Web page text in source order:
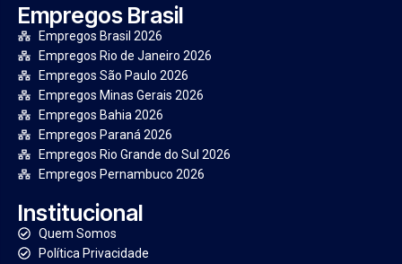
Empregos Brasil
Empregos Brasil 2026
Empregos Rio de Janeiro 2026
Empregos São Paulo 2026
Empregos Minas Gerais 2026
Empregos Bahia 2026
Empregos Paraná 2026
Empregos Rio Grande do Sul 2026
Empregos Pernambuco 2026
Institucional
Quem Somos
Política Privacidade